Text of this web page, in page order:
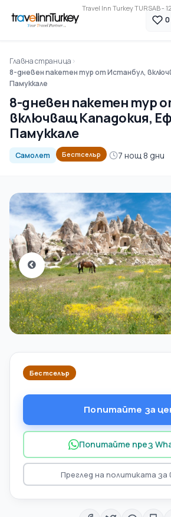
Travel Inn Turkey TURSAB -
0
Главна страница
8-дневен пакетен тур от Истанбул,
Памуккале
8-дневен пакетен тур
включващ Кападокия,
Памуккале
Самолет Бестселър 7 нощ 8 дни
Бестселър
Попитайте за
Попитайте през
Преглед на политиката за